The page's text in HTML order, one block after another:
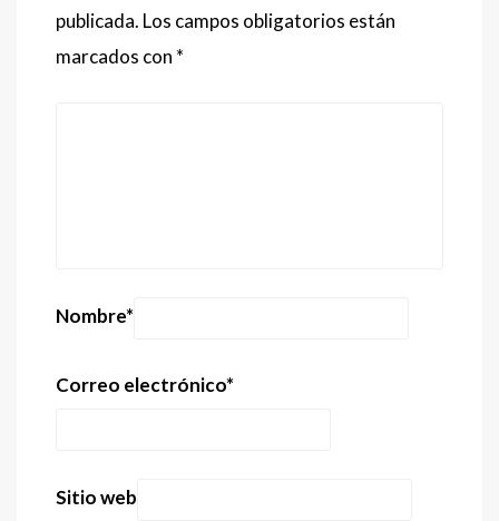
publicada. Los campos obligatorios están
marcados con *
Nombre*
Correo electrónico*
Sitio web